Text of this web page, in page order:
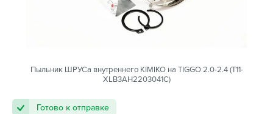
Пыльник ШРУСа внутреннего KIMIKO на TIGGO 2.0-2.4 (T11-
XLB3AH2203041C)
Готово к отправке